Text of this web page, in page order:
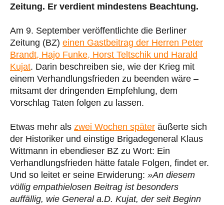
Zeitung. Er verdient mindestens Beachtung.
Am 9. September veröffentlichte die Berliner
Zeitung (BZ) einen Gastbeitrag der Herren Peter
Brandt, Hajo Funke, Horst Teltschik und Harald
Kujat. Darin beschreiben sie, wie der Krieg mit
einem Verhandlungsfrieden zu beenden wäre –
mitsamt der dringenden Empfehlung, dem
Vorschlag Taten folgen zu lassen.
Etwas mehr als zwei Wochen später äußerte sich
der Historiker und einstige Brigadegeneral Klaus
Wittmann in ebendieser BZ zu Wort: Ein
Verhandlungsfrieden hätte fatale Folgen, findet er.
Und so leitet er seine Erwiderung: »An diesem
völlig empathielosen Beitrag ist besonders
auffällig, wie General a.D. Kujat, der seit Beginn